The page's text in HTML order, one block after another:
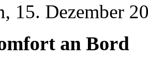
15. Dezember
an Bord